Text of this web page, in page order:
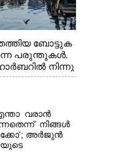
ബോട്ടുക
പരുന്തുകൾ.
നിന്നു
വരാൻ
നിങ്ങൾ
അർജുൻ